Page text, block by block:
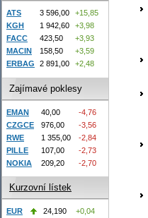
ATS 3 596,00
+15,85
KGH
1 942,60
+3,98
FACC
423,50
+3,93
MACIN
158,50
+3,59
ERBAG
2 891,00 +2,48
Zajímavé poklesy
EMAN 40,00
-4,76
CZGCE
976,00
-3,56
RWE
1 355,00
-2,84
PILLE
107,00
-2,73
NOKIA
209,20 -2,70
Kurzovní lístek
EUR 24,190 +0,04